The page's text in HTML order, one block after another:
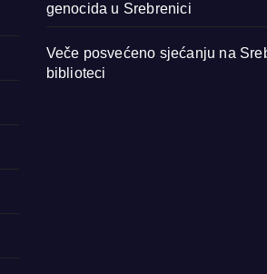
genocida u Srebrenici
Veče posvećeno sjećanju na
biblioteci